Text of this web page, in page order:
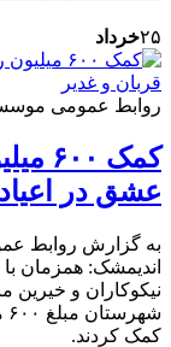
۲۵خرداد
روابط عمومی
کمک
عشق در
به گزارش روابط
اندیمشک: همزمان
نیکوکاران و
کمک کردند.